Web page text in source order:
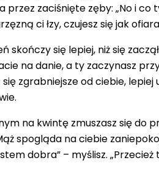
zaciśnięte zęby: „No i co
ci łzy, czujesz się jak
się lepiej, niż się
na danie, a ty zaczynasz
zgrabniejsze od ciebie, lepiej
na kwintę zmuszasz się do
spogląda na ciebie
dobra” – myślisz.